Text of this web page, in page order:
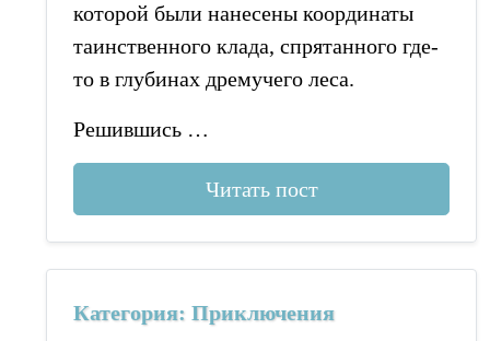
которой были нанесены координаты
таинственного клада, спрятанного где-
то в глубинах дремучего леса.
Решившись …
Читать пост
Категория: Приключения